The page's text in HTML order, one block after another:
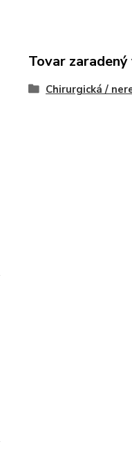
Tovar
Chirurgická /